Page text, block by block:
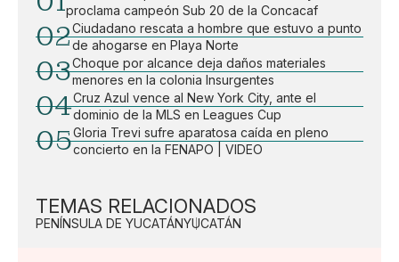
proclama campeón Sub 20 de la Concacaf
02Ciudadano rescata a hombre que estuvo a punto
de ahogarse en Playa Norte
03Choque por alcance deja daños materiales
menores en la colonia Insurgentes
04Cruz Azul vence al New York City, ante el
dominio de la MLS en Leagues Cup
05Gloria Trevi sufre aparatosa caída en pleno
concierto en la FENAPO | VIDEO
TEMAS RELACIONADOS
PENÍNSULA DE YUCATÁNYUCATÁN